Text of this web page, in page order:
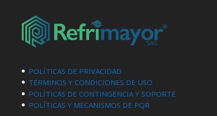
POLÍTICAS DE PRIVACIDAD
TÉRMINOS Y CONDICIONES DE USO
POLÍTICAS DE CONTINGENCIA Y SOPORTE
POLÍTICAS Y MECANISMOS DE PQR